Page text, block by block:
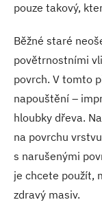
pouze takový,
Běžné staré
povětrnostními
povrch. V tomto
napouštění –
hloubky dřeva.
na povrchu
s narušenými
je chcete použít,
zdravý masiv.